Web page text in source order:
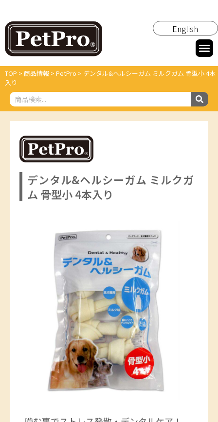
English
TOP > 商品情報 > PetPro > デンタル&ヘルシーガム ミルクガム 骨型小 4本
入り
デンタル&ヘルシーガム ミルクガ
ム 骨型小 4本入り